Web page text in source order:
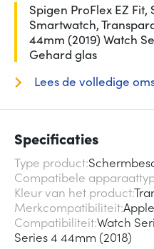
Spigen ProFlex EZ
Smartwatch,
44mm (2019) Watch
Gehard glas
Lees de volledige
Specificaties
Type product
Compatibele
Kleur van het product
MerkcompatibiliteitApple
CompatibiliteitWatch
Series 4 44mm (2018)